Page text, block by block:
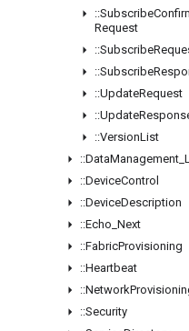
::Subscribe
Request
::Subscribe
::Subscribe
::UpdateRequest
::Update
::VersionList
::DataManagement
::DeviceControl
::DeviceDescription
::Echo Next
::FabricProvisioning
::Heartbeat
::Network
::Security